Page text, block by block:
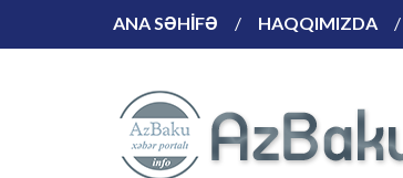
ANA SƏHİFƏ HAQQIMIZDA